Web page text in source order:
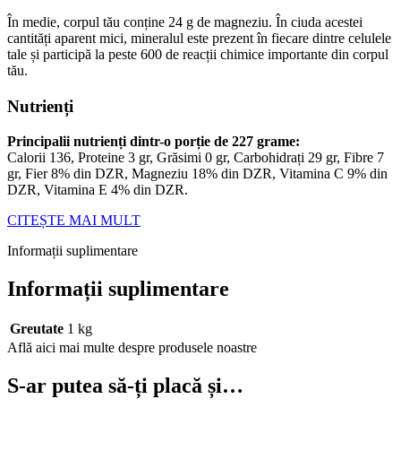
În medie, corpul tău conține 24 g de magneziu. În ciuda acestei
cantități aparent mici, mineralul este prezent în fiecare dintre celulele
tale și participă la peste 600 de reacții chimice importante din corpul
tău.
Nutrienți
Principalii nutrienți dintr-o porție de 227 grame:
Calorii 136, Proteine 3 gr, Grăsimi 0 gr, Carbohidrați 29 gr, Fibre 7
gr, Fier 8% din DZR, Magneziu 18% din DZR, Vitamina C 9% din
DZR, Vitamina E 4% din DZR.
CITEȘTE MAI MULT
Informații suplimentare
Informații suplimentare
Greutate 1 kg
Află aici mai multe despre produsele noastre
S-ar putea să-ți placă și…